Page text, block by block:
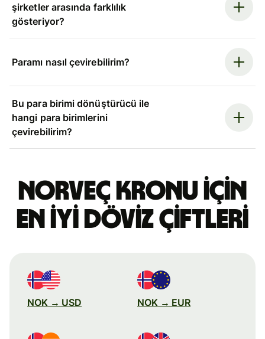
şirketler arasında farklılık
gösteriyor?
Paramı nasıl çevirebilirim?
Bu para birimi dönüştürücü ile
hangi para birimlerini
çevirebilirim?
Norveç kronu için
en iyi döviz çiftleri
NOK → USD NOK → EUR